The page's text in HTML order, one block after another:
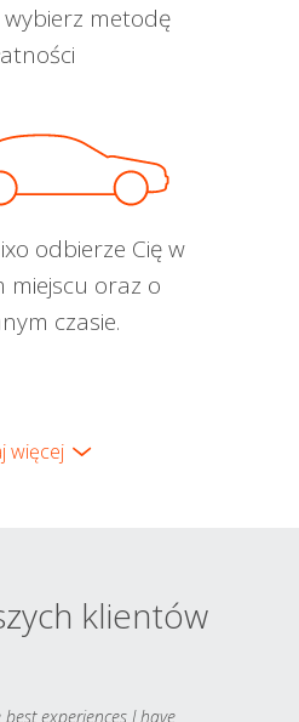
wybierz metodę
odbierze Cię w
miejscu oraz o
czasie.
więcej
klientów
experiences I have